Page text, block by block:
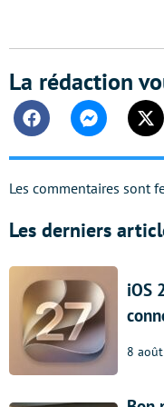
La rédaction
FacebookMessenger
Les commentaires sont
Les derniers
iOS
8